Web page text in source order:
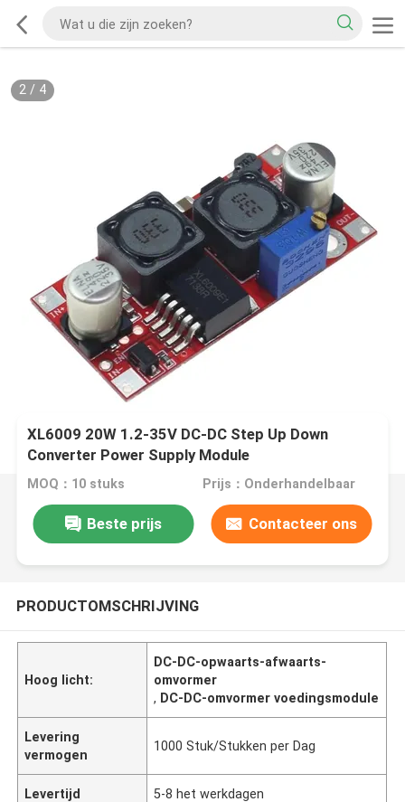
3/ 4
XL6009 20W 1.2-35V DC-DC Step Up Down
Converter Power Supply Module
MOQ：10 stuks Prijs：Onderhandelbaar
Beste prijs Contacteer ons
PRODUCTOMSCHRIJVING
Hoog licht:
DC-DC-opwaarts-afwaarts-
omvormer
, DC-DC-omvormer voedingsmodule
Levering
vermogen
1000 Stuk/Stukken per Dag
Levertijd 5-8 het werkdagen